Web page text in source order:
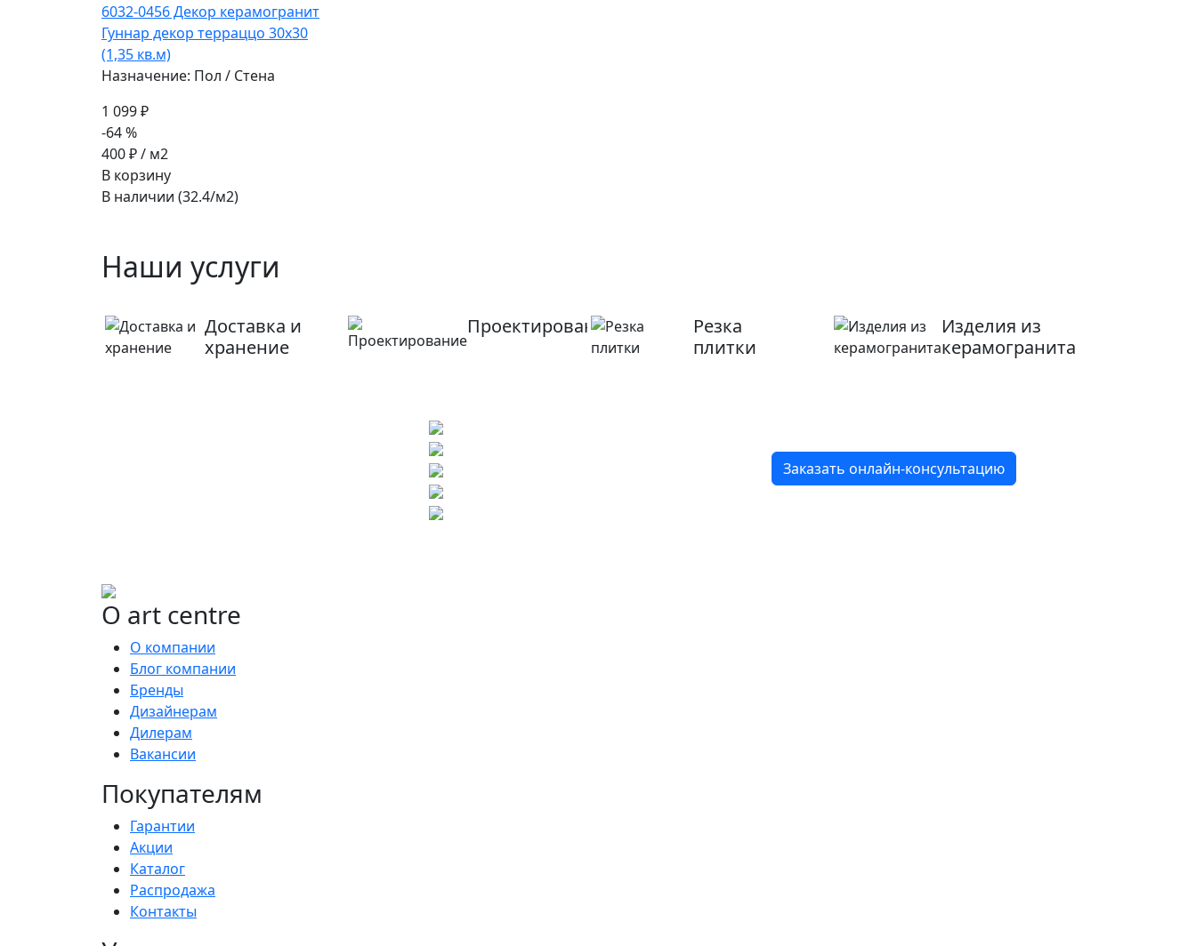
6032-0456 Декор керамогранит
Гуннар декор терраццо 30х30
(1,35 кв.м)
Назначение: Пол / Стена
1 099 ₽
-64 %
400 ₽/ м2
В корзину
В наличии (32.4/м2)
Наши услуги
Доставка и
хранение
Проектирование
Резка
плитки
Изделия из
керамогранита
Заказать онлайн-консультацию
О art centre
О компании
Блог компании
Бренды
Дизайнерам
Дилерам
Вакансии
Покупателям
Гарантии
Акции
Каталог
Распродажа
Контакты